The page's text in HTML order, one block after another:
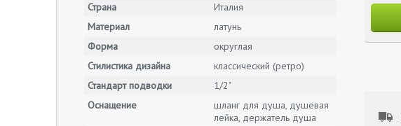
Страна
Италия
Материал
латунь
Форма
округлая
Стилистика дизайна
классический (ретро)
Стандарт подводки
1/2"
Оснащение
шланг для душа, душевая
лейка, держатель душа